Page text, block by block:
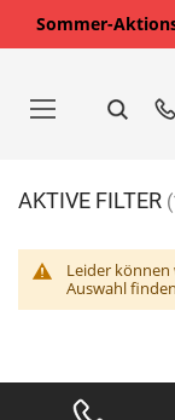
Sommer-
springen
Leider
Auswahl
AKTIVE FILTER